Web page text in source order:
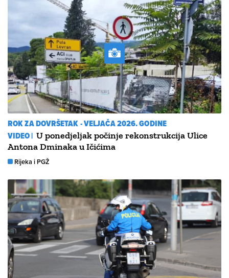
ROK ZA DOVRŠETAK - VELJAČA 2026. GODINE
VIDEO | U ponedjeljak počinje rekonstrukcija Ulice
Antona Dminaka u Ičićima
Rijeka i PGŽ